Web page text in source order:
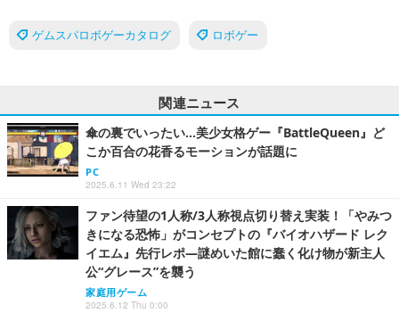
ゲムスパロボゲーカタログ ロボゲー
関連ニュース
傘の裏でいったい…美少女格ゲー『BattleQueen』ど
こか百合の花香るモーションが話題に
PC
2025.6.11 Wed 23:22
ファン待望の1人称/3人称視点切り替え実装！「やみつ
きになる恐怖」がコンセプトの『バイオハザード レク
イエム』先行レポ―謎めいた館に蠢く化け物が新主人
公“グレース”を襲う
家庭用ゲーム
2025.6.12 Thu 0:00